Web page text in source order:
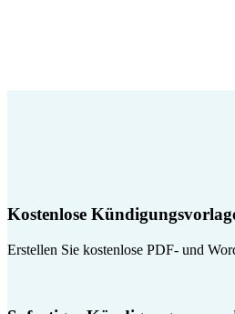
Kostenlose
Erstellen Sie kostenlose PDF- und